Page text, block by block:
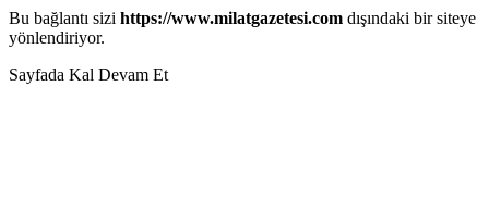
Bu bağlantı sizi https://www.milatgazetesi.com dışındaki bir siteye
yönlendiriyor.
Sayfada Kal Devam Et